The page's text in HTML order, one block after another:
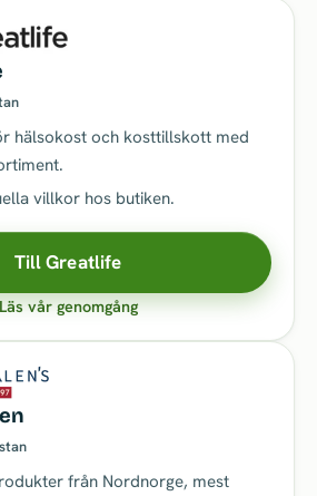
hälsokost och kosttillskott med
villkor hos butiken.
Till Greatlife
vår genomgång
från Nordnorge, mest